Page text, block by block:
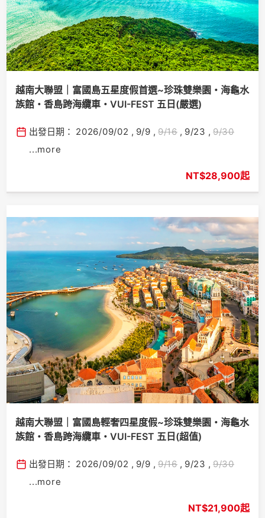
越南大聯盟｜富國島五星度假首選~珍珠雙樂園・海龜水
族館・香島跨海纜車・VUI-FEST 五日(嚴選)
出發日期： 2026/09/02 , 9/9 , 9/16, 9/23 , 9/30
...more
$28,900起
越南大聯盟｜富國島輕奢四星度假~珍珠雙樂園・海龜水
族館・香島跨海纜車・VUI-FEST 五日(超值)
出發日期： 2026/09/02 , 9/9 , 9/16, 9/23 , 9/30
...more
$21,900起